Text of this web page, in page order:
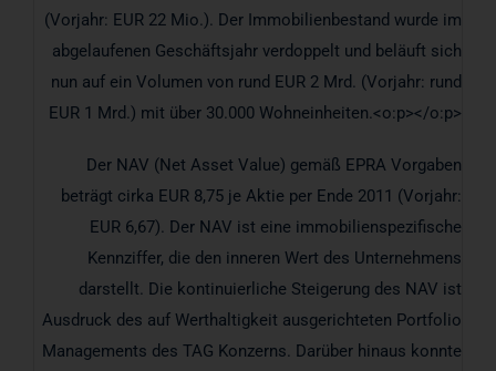
(Vorjahr: EUR 22 Mio.). Der Immobilienbestand wurde im
abgelaufenen Geschäftsjahr verdoppelt und beläuft sich
nun auf ein Volumen von rund EUR 2 Mrd. (Vorjahr: rund
EUR 1 Mrd.) mit über 30.000 Wohneinheiten.<o:p></o:p>
Der NAV (Net Asset Value) gemäß EPRA Vorgaben
beträgt cirka EUR 8,75 je Aktie per Ende 2011 (Vorjahr:
EUR 6,67). Der NAV ist eine immobilienspezifische
Kennziffer, die den inneren Wert des Unternehmens
darstellt. Die kontinuierliche Steigerung des NAV ist
Ausdruck des auf Werthaltigkeit ausgerichteten Portfolio
Managements des TAG Konzerns. Darüber hinaus konnte